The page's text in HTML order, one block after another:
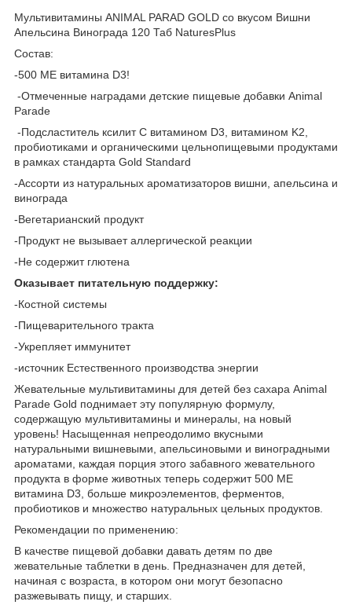
Мультивитамины ANIMAL PARAD GOLD со вкусом Вишни
Апельсина Винограда 120 Таб NaturesPlus
Состав:
-500 МЕ витамина D3!
-Отмеченные наградами детские пищевые добавки Animal
Parade
-Подсластитель ксилит С витамином D3, витамином K2,
пробиотиками и органическими цельнопищевыми продуктами
в рамках стандарта Gold Standard
-Ассорти из натуральных ароматизаторов вишни, апельсина и
винограда
-Вегетарианский продукт
-Продукт не вызывает аллергической реакции
-Не содержит глютена
Оказывает питательную поддержку:
-Костной системы
-Пищеварительного тракта
-Укрепляет иммунитет
-источник Естественного производства энергии
Жевательные мультивитамины для детей без сахара Animal
Parade Gold поднимает эту популярную формулу,
содержащую мультивитамины и минералы, на новый
уровень! Насыщенная непреодолимо вкусными
натуральными вишневыми, апельсиновыми и виноградными
ароматами, каждая порция этого забавного жевательного
продукта в форме животных теперь содержит 500 МЕ
витамина D3, больше микроэлементов, ферментов,
пробиотиков и множество натуральных цельных продуктов.
Рекомендации по применению:
В качестве пищевой добавки давать детям по две
жевательные таблетки в день. Предназначен для детей,
начиная с возраста, в котором они могут безопасно
разжевывать пищу, и старших.